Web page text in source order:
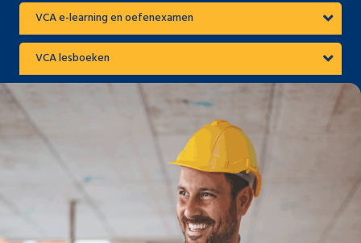
VCA e-learning en oefenexamen
VCA lesboeken